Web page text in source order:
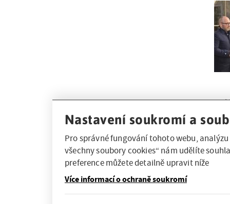
Nastavení soukromí a
Pro správné fungování tohoto webu,
všechny soubory cookies“ nám udělíte
preference můžete detailně upravit níže
Více informací o ochraně soukromí